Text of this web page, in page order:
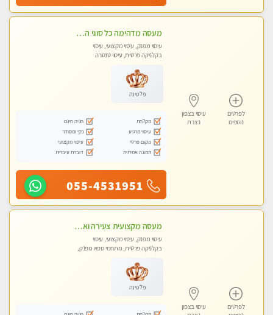
לפרטים
נוספים
עיסוי בצפון
נצרת
מעסה מדהימה כל סוגי העיסויים מעסה מקצועית ואיכותית פרטי!!! מוזמן לחוויה בלתי נשכחת!
עיסוי מפנק, עיסוי מקצועי, עיסוי
בקלניקה פרטית, עיסוי טנטרה
פלטינה
מקלחת
חניה חינם
עיסוי מרגיע
נקי ומסודר
מקום פרטי
עיסוי מקצועי
תמונה אמיתית
דוברת עיברית
055-4531951
לפרטים
עיסוי בצפון
מעסה מקצועית צעירה ואיכותית בקרית- חיים
עיסוי מפנק, עיסוי מקצועי, עיסוי
בקלניקה פרטית, מתחמי ספא מפנק,
פלטינה